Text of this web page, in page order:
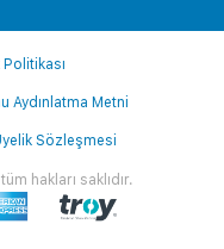
hakları saklıdır.
Aydınlatma Metni
Sözleşmesi